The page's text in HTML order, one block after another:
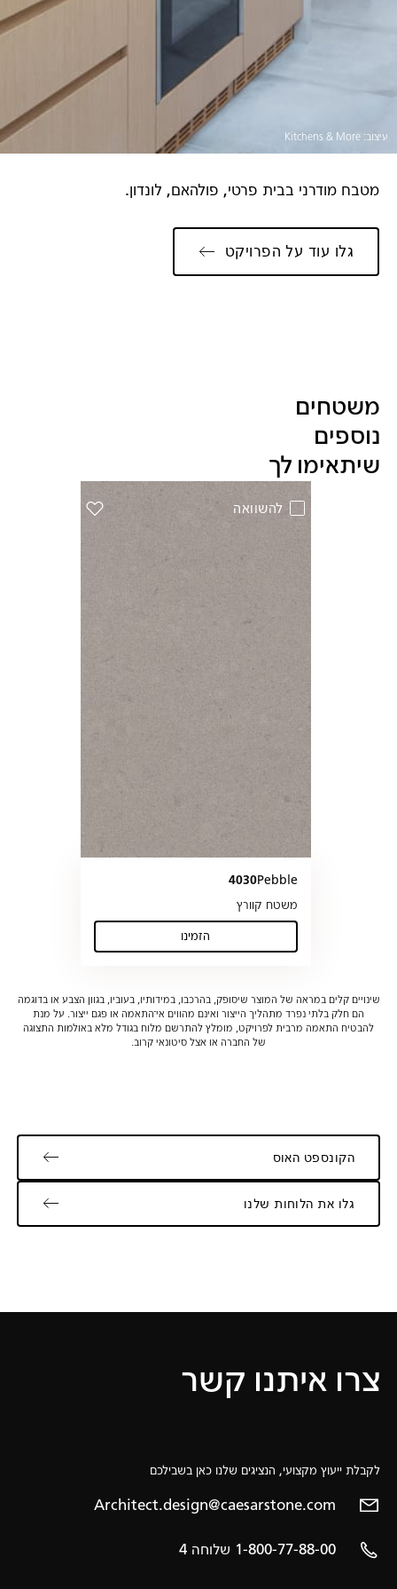
עיצוב: Kitchens & More
מטבח מודרני בבית פרטי, פולהאם, לונדון.
גלו עוד על הפרויקט
משטחים
נוספים
שיתאימו לך
Skip Colors Gallery
להשוואה (4030 Pebble) הוסף את הדגם Pebble למועדפים
4030Pebble
משטח קוורץ
הזמינו
(Pebble)
שינויים קלים במראה של המוצר שיסופק, בהרכבו, במידותיו, בעוביו, בגוון הצבע או בדוגמה
הם חלק בלתי נפרד מתהליך הייצור ואינם מהווים אי־התאמה או פגם ייצור. על מנת
להבטיח התאמה מרבית לפרויקט, מומלץ להתרשם מלוח בגודל מלא באולמות התצוגה
של החברה או אצל סיטונאי קרוב.
הקונספט האוס
גלו את הלוחות שלנו
צרו איתנו קשר
לקבלת ייעוץ מקצועי, הנציגים שלנו כאן בשבילכם
Architect.design@caesarstone.com
1-800-77-88-00 שלוחה 4